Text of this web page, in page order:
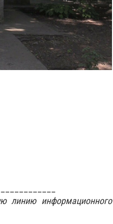
линию информационного